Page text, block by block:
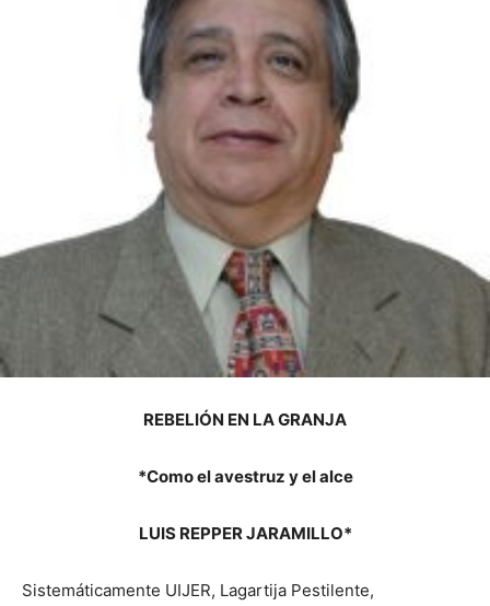
REBELIÓN EN LA GRANJA
*Como el avestruz y el alce
LUIS REPPER JARAMILLO*
Sistemáticamente UIJER, Lagartija Pestilente,